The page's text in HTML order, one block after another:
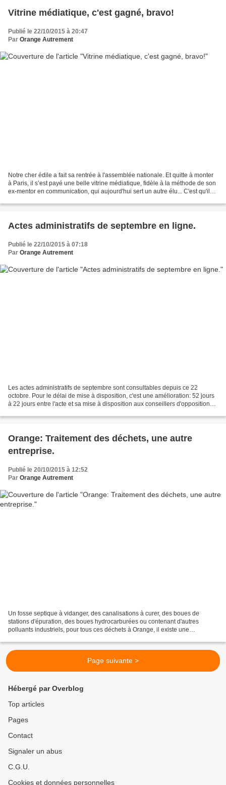
Vitrine médiatique, c'est gagné, bravo!
Publié le 22/10/2015 à 20:47
Par Orange Autrement
Notre cher édile a fait sa rentrée à l'assemblée nationale. Et quitte à monter
à Paris, il s’est payé une belle vitrine médiatique, fidèle à la méthode de son
ex-mentor en communication, qui aujourd'hui sert un autre élu... C'est qu'il
Actes administratifs de septembre en ligne.
Publié le 22/10/2015 à 07:18
Par Orange Autrement
Les actes administratifs de septembre sont consultables depuis ce 22
octobre. Pour le délai de mise à disposition, c'est une amélioration: 52 jours
à 22 jours entre l'acte et sa mise à disposition aux conseillers d'opposition
Orange: Traitement des déchets, une autre
entreprise.
Publié le 20/10/2015 à 12:52
Par Orange Autrement
Un fosse septique à vidanger, des canalisations à curer, des boues de
stations d'épuration, des boues hydrocarburées ou contenant d'autres
polluants industriels, pour tous ces déchets à Orange, il existe une
Page suivante >
Hébergé par Overblog
Top articles
Pages
Contact
Signaler un abus
C.G.U.
Cookies et données personnelles